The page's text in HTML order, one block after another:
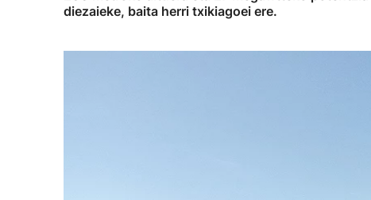
diezaieke, baita herri txikiagoei ere.